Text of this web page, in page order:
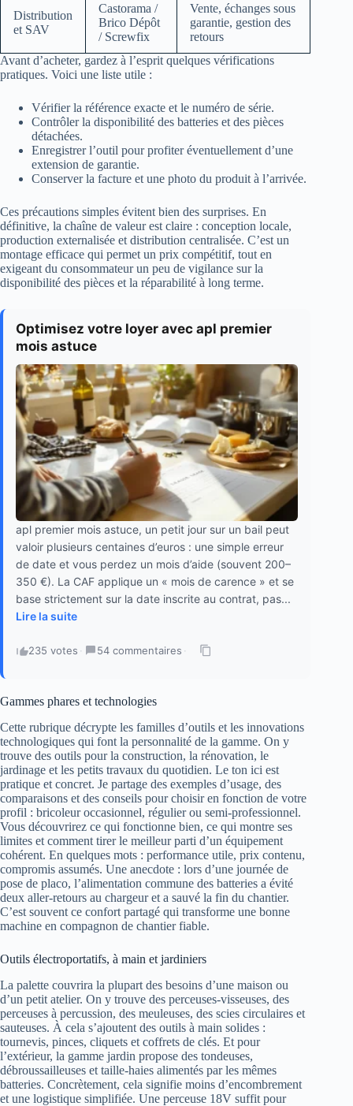
Distribution
et SAV
Castorama /
Brico Dépôt
/ Screwfix
Vente, échanges sous
garantie, gestion des
retours
Avant d’acheter, gardez à l’esprit quelques vérifications
pratiques. Voici une liste utile :
Vérifier la référence exacte et le numéro de série.
Contrôler la disponibilité des batteries et des pièces
détachées.
Enregistrer l’outil pour profiter éventuellement d’une
extension de garantie.
Conserver la facture et une photo du produit à l’arrivée.
Ces précautions simples évitent bien des surprises. En
définitive, la chaîne de valeur est claire : conception locale,
production externalisée et distribution centralisée. C’est un
montage efficace qui permet un prix compétitif, tout en
exigeant du consommateur un peu de vigilance sur la
disponibilité des pièces et la réparabilité à long terme.
Optimisez votre loyer avec apl premier
mois astuce
apl premier mois astuce, un petit jour sur un bail peut
valoir plusieurs centaines d’euros : une simple erreur
de date et vous perdez un mois d’aide (souvent 200–
350 €). La CAF applique un « mois de carence » et se
base strictement sur la date inscrite au contrat, pas...
Lire la suite
235 votes · 54 commentaires ·
Gammes phares et technologies
Cette rubrique décrypte les familles d’outils et les innovations
technologiques qui font la personnalité de la gamme. On y
trouve des outils pour la construction, la rénovation, le
jardinage et les petits travaux du quotidien. Le ton ici est
pratique et concret. Je partage des exemples d’usage, des
comparaisons et des conseils pour choisir en fonction de votre
profil : bricoleur occasionnel, régulier ou semi-professionnel.
Vous découvrirez ce qui fonctionne bien, ce qui montre ses
limites et comment tirer le meilleur parti d’un équipement
cohérent. En quelques mots : performance utile, prix contenu,
compromis assumés. Une anecdote : lors d’une journée de
pose de placo, l’alimentation commune des batteries a évité
deux aller-retours au chargeur et a sauvé la fin du chantier.
C’est souvent ce confort partagé qui transforme une bonne
machine en compagnon de chantier fiable.
Outils électroportatifs, à main et jardiniers
La palette couvrira la plupart des besoins d’une maison ou
d’un petit atelier. On y trouve des perceuses-visseuses, des
perceuses à percussion, des meuleuses, des scies circulaires et
sauteuses. À cela s’ajoutent des outils à main solides :
tournevis, pinces, cliquets et coffrets de clés. Et pour
l’extérieur, la gamme jardin propose des tondeuses,
débroussailleuses et taille-haies alimentés par les mêmes
batteries. Concrètement, cela signifie moins d’encombrement
et une logistique simplifiée. Une perceuse 18V suffit pour